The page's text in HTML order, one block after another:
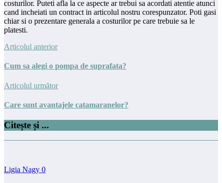
costurilor. Puteti afla la ce aspecte ar trebui sa acordati atentie atunci
cand incheiati un contract in articolul nostru corespunzator. Poti gasi
chiar si o prezentare generala a costurilor pe care trebuie sa le
platesti.
Articolul anterior
Cum sa alegi o pompa de suprafata?
Articolul următor
Care sunt avantajele catamaranelor?
Citește și ...
Ligia Nagy 0